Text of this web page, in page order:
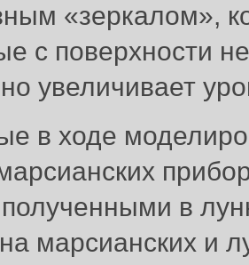
«зеркалом»,
с поверхности
увеличивает
в ходе
в
марсианских и